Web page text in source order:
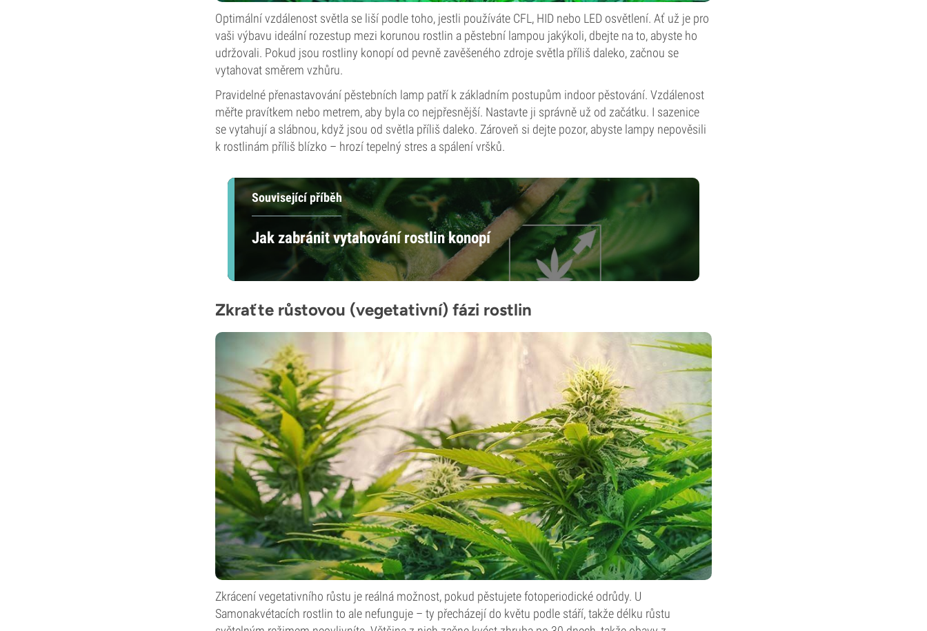
Optimální vzdálenost světla se liší podle toho, jestli používáte CFL, HID nebo LED osvětlení. Ať už je pro
vaši výbavu ideální rozestup mezi korunou rostlin a pěstební lampou jakýkoli, dbejte na to, abyste ho
udržovali. Pokud jsou rostliny konopí od pevně zavěšeného zdroje světla příliš daleko, začnou se
vytahovat směrem vzhůru.
Pravidelné přenastavování pěstebních lamp patří k základním postupům indoor pěstování. Vzdálenost
měřte pravítkem nebo metrem, aby byla co nejpřesnější. Nastavte ji správně už od začátku. I sazenice
se vytahují a slábnou, když jsou od světla příliš daleko. Zároveň si dejte pozor, abyste lampy nepověsili
k rostlinám příliš blízko – hrozí tepelný stres a spálení vršků.
Související příběh
Jak zabránit vytahování rostlin konopí
Zkraťte růstovou (vegetativní) fázi rostlin
Zkrácení vegetativního růstu je reálná možnost, pokud pěstujete fotoperiodické odrůdy. U
Samonakvétacích rostlin to ale nefunguje – ty přecházejí do květu podle stáří, takže délku růstu